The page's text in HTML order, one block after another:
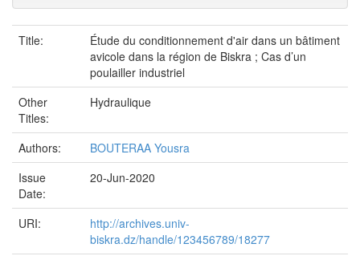
Title:
Étude du conditionnement d'air dans un bâtiment
avicole dans la région de Biskra ; Cas d’un
poulailler industriel
Other
Titles:
Hydraulique
Authors:
BOUTERAA Yousra
Issue
Date:
20-Jun-2020
URI:
http://archives.univ-
biskra.dz/handle/123456789/18277